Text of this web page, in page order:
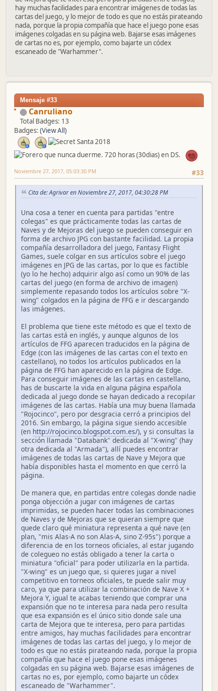
hay muchas facilidades para encontrar imágenes de todas las
cartas del juego, y lo mejor de todo es que no estás pirateando
nada, porque la propia compañía que hace el juego pone esas
imágenes colgadas en su página web. Bajarse esas imágenes
de cartas no es, por ejemplo, como bajarte un códex
escaneado de "Warhammer".
Mensaje #33
Canruliano
Total Badges: 13
Badges: (View All)
#33
Noviembre 27, 2017, 05:03:30 PM
Cita de: Agrivar en Noviembre 27, 2017, 04:30:28 PM
Una cosa a tener en cuenta para partidas "entre
colegas" es que prácticamente todas las cartas de
Naves y de Mejoras del juego se pueden conseguir en
forma de archivo JPG con bastante facilidad. La propia
compañía desarrolladora del juego, Fantasy Flight
Games, suele colgar en sus artículos sobre el juego
imágenes en JPG de las cartas, por lo que es factible
(yo lo he hecho) adquirir algo así como un 90% de las
cartas del juego (en forma de archivo de imagen)
simplemente repasando todos los artículos sobre "X-
wing" colgados en la página de FFG e ir descargando
las imágenes.
El problema que tiene este método es que el texto de
las cartas está en inglés, y aunque algunos de los
artículos de FFG aparecen traducidos en la página de
Edge (con las imágenes de las cartas con el texto en
castellano), no todos los artículos publicados en la
página de FFG han aparecido en la página de Edge.
Para conseguir imágenes de las cartas en castellano,
has de buscarte la vida en alguna página española
dedicada al juego donde se hayan dedicado a recopilar
imágenes de las cartas. Había una muy buena llamada
"Rojocinco", pero por desgracia cerró a principios del
2016. Sin embargo, la página sigue siendo accesible
(en http://rojocinco.blogspot.com.es/), y si consultas la
sección llamada "Databank" dedicada al "X-wing" (hay
otra dedicada al "Armada"), allí puedes encontrar
imágenes de todas las cartas de Nave y Mejora que
había disponibles hasta el momento en que cerró la
página.
De manera que, en partidas entre colegas donde nadie
ponga objección a jugar con imágenes de cartas
imprimidas, se pueden hacer todas las combinaciones
de Naves y de Mejoras que se quieran siempre que
quede claro qué miniatura representa a qué nave (en
plan, "mis Alas-A no son Alas-A, sino Z-95s") porque a
diferencia de en los torneos oficiales, al estar jugando
de colegueo no estás obligado a tener la carta o
miniatura "oficial" para poder utilizarla en la partida.
"X-wing" es un juego que, si quieres jugar a nivel
competitivo en torneos oficiales, te puede salir muy
caro, ya que para utilizar la combinación de Nave X +
Mejora Y, igual te acabas teniendo que comprar una
expansión que no te interesa para nada pero resulta
que esa expansión es el único sitio donde sale una
carta de Mejora que te interesa, pero para partidas
entre amigos, hay muchas facilidades para encontrar
imágenes de todas las cartas del juego, y lo mejor de
todo es que no estás pirateando nada, porque la propia
compañía que hace el juego pone esas imágenes
colgadas en su página web. Bajarse esas imágenes de
cartas no es, por ejemplo, como bajarte un códex
escaneado de "Warhammer".